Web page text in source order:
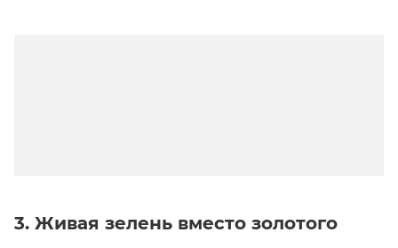
3. Живая зелень вместо золотого